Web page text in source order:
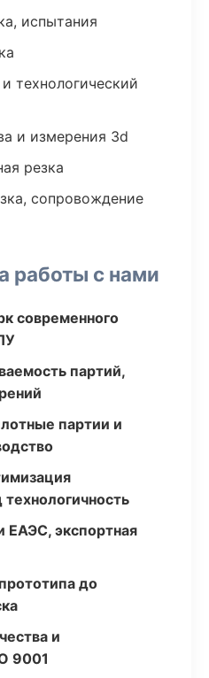
испытания
технологический
и измерения 3d
резка
сопровождение
работы с нами
современного
партий,
партии и
ЕАЭС, экспортная
до
и
9001